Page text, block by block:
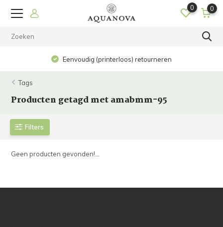
0 0
Eenvoudig (printerloos) retourneren
Tags
Producten getagd met amabmm-95
Filters
Geen producten gevonden!...